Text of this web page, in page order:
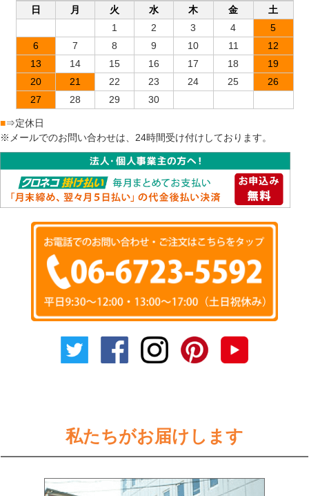
日
月 火 水 木 金
土
1
2 3 4
5
6
7 8 9 10 11
12
13
14 15 16 17 18
19
20
21 22 23 24 25
26
27
28 29 30
■⇒定休日
※メールでのお問い合わせは、24時間受け付けしております。
私たちがお届けします